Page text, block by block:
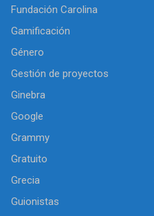
Fundación Carolina
Gamificación
Género
Gestión de proyectos
Ginebra
Google
Grammy
Gratuito
Grecia
Guionistas